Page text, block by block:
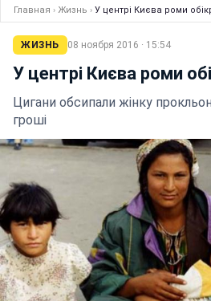
Главная › Жизнь › У центрі Києва роми
ЖИЗНЬ 08 ноября 2016 · 15:54
У центрі Києва роми
Цигани обсипали жінку
гроші